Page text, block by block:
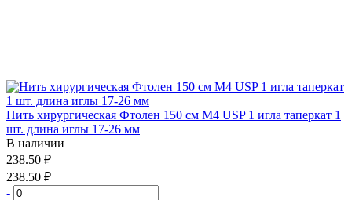
Нить хирургическая Фтолен 150 см М4 USP 1 игла таперкат 1
шт. длина иглы 17-26 мм
В наличии
238.50 ₽
238.50 ₽
-